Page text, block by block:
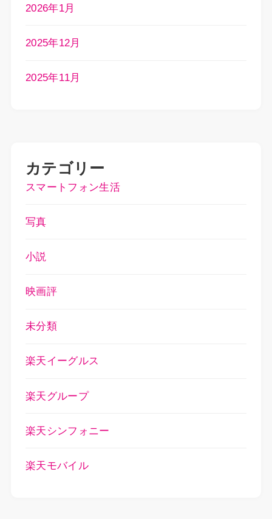
2026年1月
2025年12月
2025年11月
カテゴリー
スマートフォン生活
写真
小説
映画評
未分類
楽天イーグルス
楽天グループ
楽天シンフォニー
楽天モバイル